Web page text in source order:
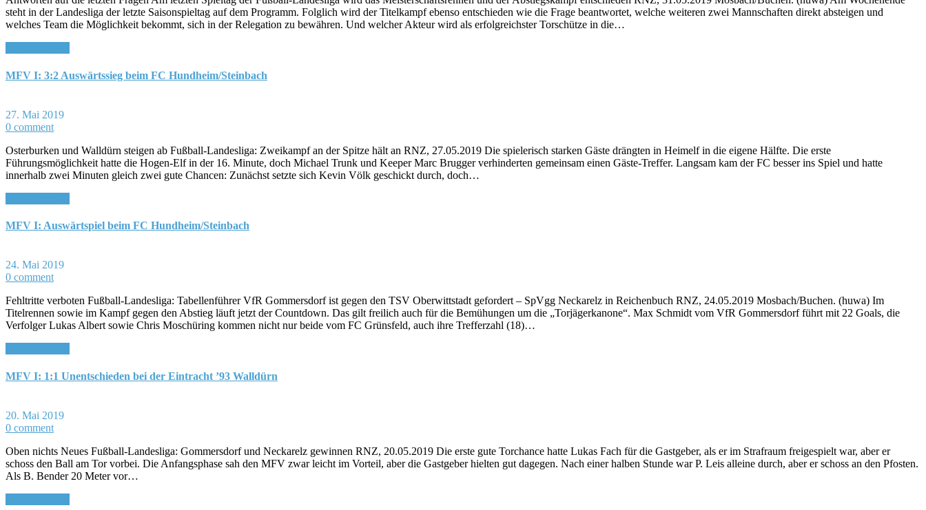
steht in der Landesliga der letzte Saisonspieltag auf dem Programm. Folglich wird der Titelkampf ebenso entschieden wie die Frage beantwortet, welche weiteren zwei Mannschaften direkt absteigen und
welches Team die Möglichkeit bekommt, sich in der Relegation zu bewähren. Und welcher Akteur wird als erfolgreichster Torschütze in die…
MFV I: 3:2 Auswärtssieg beim FC Hundheim/Steinbach
27. Mai 2019
0 comment
Osterburken und Walldürn steigen ab Fußball-Landesliga: Zweikampf an der Spitze hält an RNZ, 27.05.2019 Die spielerisch starken Gäste drängten in Heimelf in die eigene Hälfte. Die erste
Führungsmöglichkeit hatte die Hogen-Elf in der 16. Minute, doch Michael Trunk und Keeper Marc Brugger verhinderten gemeinsam einen Gäste-Treffer. Langsam kam der FC besser ins Spiel und hatte
innerhalb zwei Minuten gleich zwei gute Chancen: Zunächst setzte sich Kevin Völk geschickt durch, doch…
MFV I: Auswärtspiel beim FC Hundheim/Steinbach
24. Mai 2019
0 comment
Fehltritte verboten Fußball-Landesliga: Tabellenführer VfR Gommersdorf ist gegen den TSV Oberwittstadt gefordert – SpVgg Neckarelz in Reichenbuch RNZ, 24.05.2019 Mosbach/Buchen. (huwa) Im
Titelrennen sowie im Kampf gegen den Abstieg läuft jetzt der Countdown. Das gilt freilich auch für die Bemühungen um die „Torjägerkanone“. Max Schmidt vom VfR Gommersdorf führt mit 22 Goals, die
Verfolger Lukas Albert sowie Chris Moschüring kommen nicht nur beide vom FC Grünsfeld, auch ihre Trefferzahl (18)…
MFV I: 1:1 Unentschieden bei der Eintracht ’93 Walldürn
20. Mai 2019
0 comment
Oben nichts Neues Fußball-Landesliga: Gommersdorf und Neckarelz gewinnen RNZ, 20.05.2019 Die erste gute Torchance hatte Lukas Fach für die Gastgeber, als er im Strafraum freigespielt war, aber er
schoss den Ball am Tor vorbei. Die Anfangsphase sah den MFV zwar leicht im Vorteil, aber die Gastgeber hielten gut dagegen. Nach einer halben Stunde war P. Leis alleine durch, aber er schoss an den Pfosten.
Als B. Bender 20 Meter vor…